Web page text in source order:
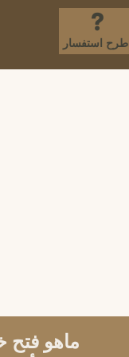
اطرح استفسار
ماهو فتح